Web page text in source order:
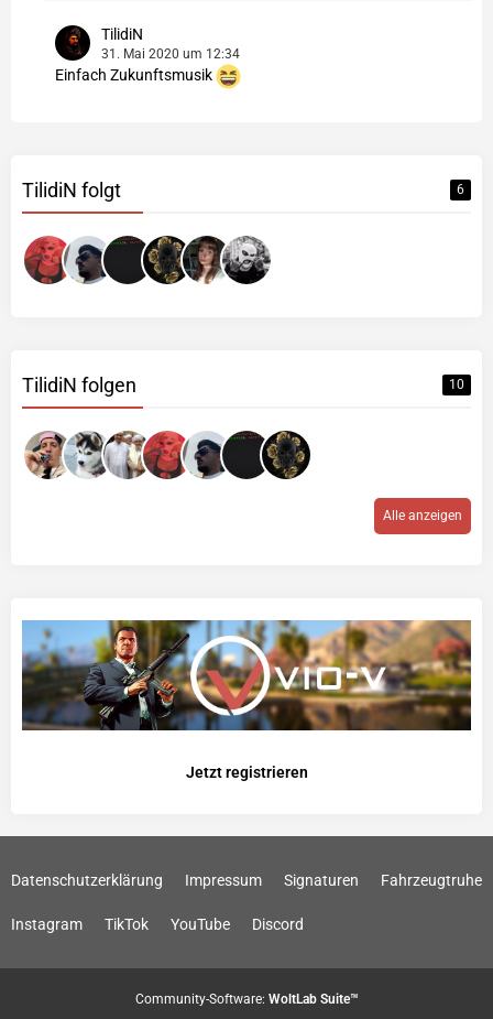
TilidiN
31. Mai 2020 um 12:34
Einfach Zukunftsmusik
TilidiN folgt 6
TilidiN folgen 10
Alle anzeigen
Jetzt registrieren
Datenschutzerklärung Impressum Signaturen Fahrzeugtruhe
Instagram TikTok YouTube Discord
Community-Software: WoltLab Suite™